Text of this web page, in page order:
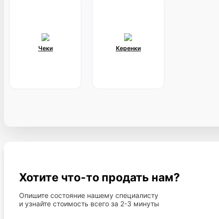
Чеки Керенки
Хотите что-то продать нам?
Опишите состояние нашему специалисту
и узнайте стоимость всего за 2-3 минуты